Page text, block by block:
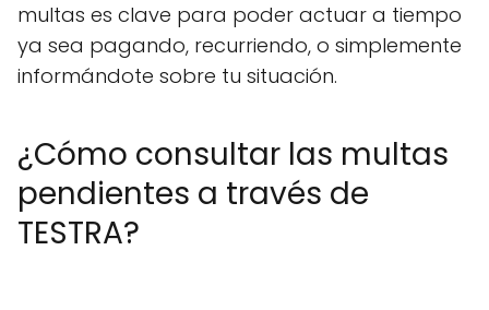
multas es clave para poder actuar a tiempo
ya sea pagando, recurriendo, o simplemente
informándote sobre tu situación.
¿Cómo consultar las multas
pendientes a través de
TESTRA?